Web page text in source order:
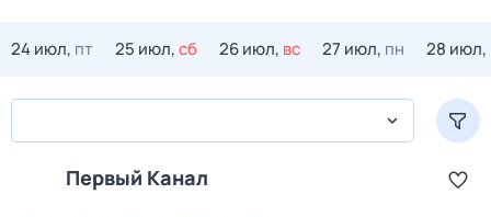
24 июл, пт 25 июл,сб 26 июл, вс 27 июл, пн 28 июл,
Первый Канал